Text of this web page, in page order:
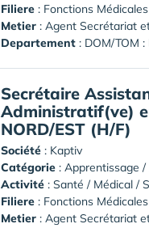
Filiere : Fonctions
Metier : Agent Secrétariat
Departement : DOM/TOM
Secrétaire
Administratif(ve)
NORD/EST (H/F)
Société : Kaptiv
Catégorie : Apprentissage
Activité : Santé / Médical /
Filiere : Fonctions
Metier : Agent Secrétariat